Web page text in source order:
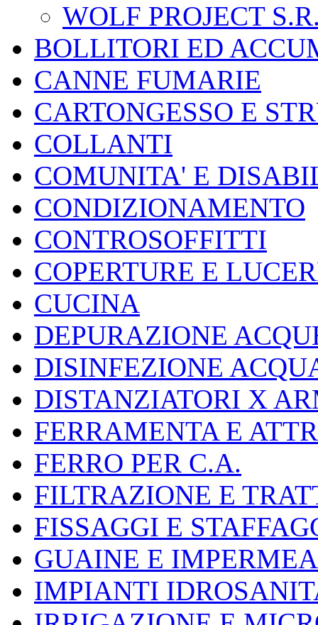
WOLF PROJECT
BOLLITORI ED
CANNE FUMARIE
CARTONGESSO E
COLLANTI
COMUNITA' E
CONDIZIONAMENTO
CONTROSOFFITTI
COPERTURE E
CUCINA
DEPURAZIONE
DISINFEZIONE
DISTANZIATORI X
FERRAMENTA E
FERRO PER C.A.
FILTRAZIONE E
FISSAGGI E
GUAINE E
IMPIANTI